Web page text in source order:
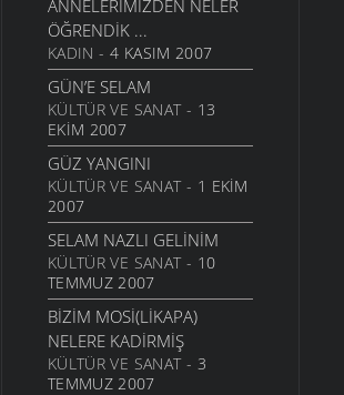
ANNELERIMIZDEN NELER
ÖĞRENDIK ...
KADIN - 4 KASIM 2007
GÜN’E SELAM
KÜLTÜR VE SANAT- 13
EKIM 2007
GÜZ YANGINI
KÜLTÜR VE SANAT- 1 EKIM
2007
SELAM NAZLI GELINIM
KÜLTÜR VE SANAT- 10
TEMMUZ 2007
BIZIM MOSI(LIKAPA)
NELERE KADIRMIŞ
KÜLTÜR VE SANAT- 3
TEMMUZ 2007